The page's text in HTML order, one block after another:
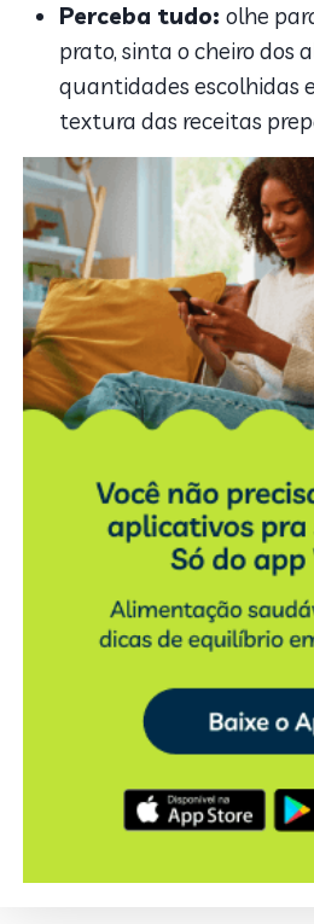
Perceba tudo:olhe
prato, sinta o cheiro dos
quantidades escolhidas
textura das receitas